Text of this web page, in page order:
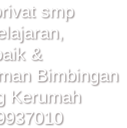
smp
&
Bimbingan
Kerumah